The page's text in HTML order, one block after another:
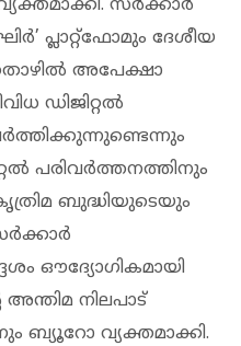
സർക്കാർ
പ്ലാറ്റ്ഫോമും ദേശീയ
അപേക്ഷാ
ഡിജിറ്റൽ
പരിവർത്തനത്തിനും
ബുദ്ധിയുടെയും
ഔദ്യോഗികമായി
അന്തിമ നിലപാട്
ബ്യൂറോ വ്യക്തമാക്കി.